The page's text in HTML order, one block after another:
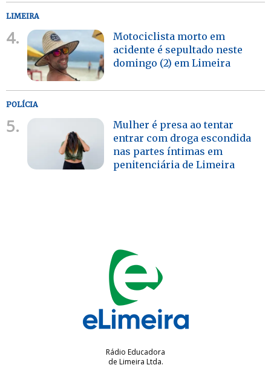
LIMEIRA
4.
Motociclista morto em
acidente é sepultado neste
domingo (2) em Limeira
POLÍCIA
5.
Mulher é presa ao tentar
entrar com droga escondida
nas partes íntimas em
penitenciária de Limeira
Rádio Educadora
de Limeira Ltda.